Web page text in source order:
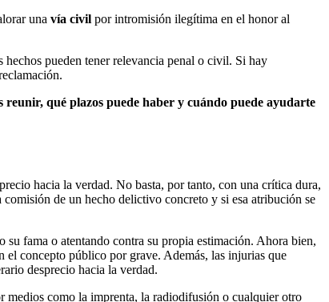
una vía civil por intromisión ilegítima en el honor al
pueden tener relevancia penal o civil. Si hay
reunir, qué plazos puede haber y cuándo puede ayudarte
hacia la verdad. No basta, por tanto, con una crítica dura,
de un hecho delictivo concreto y si esa atribución se
fama o atentando contra su propia estimación. Ahora bien,
el concepto público por grave. Además, las injurias que
desprecio hacia la verdad.
medios como la imprenta, la radiodifusión o cualquier otro